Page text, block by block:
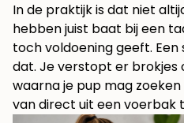
In de praktijk is dat niet
hebben juist baat bij een
toch voldoening geeft.
dat. Je verstopt er brokjes
waarna je pup mag
van direct uit een voerbak